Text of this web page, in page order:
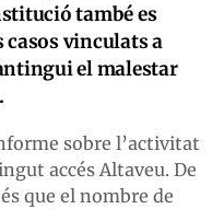
també es
vinculats a
el malestar
sobre l’activitat
accés Altaveu. De
que el nombre de